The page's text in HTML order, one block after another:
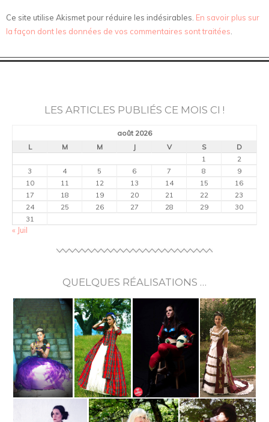
Ce site utilise Akismet pour réduire les indésirables. En savoir plus sur
la façon dont les données de vos commentaires sont traitées.
LES ARTICLES PUBLIÉS CE MOIS CI !
août 2026
L
M M J V S
D
1
2
3
4 5 6 7 8
9
10
11 12 13 14 15
16
17
18 19 20 21 22
23
24
25 26 27 28 29
30
31
« Juil
QUELQUES RÉALISATIONS …